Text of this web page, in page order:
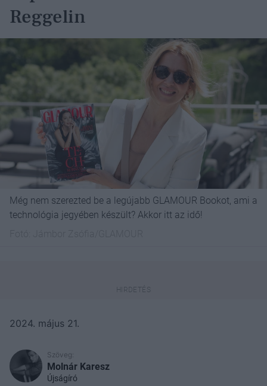
Reggelin
Még nem szerezted be a legújabb GLAMOUR Bookot, ami a
technológia jegyében készült? Akkor itt az idő!
2024. május 21.
Szöveg:
Molnár Karesz
Újságíró